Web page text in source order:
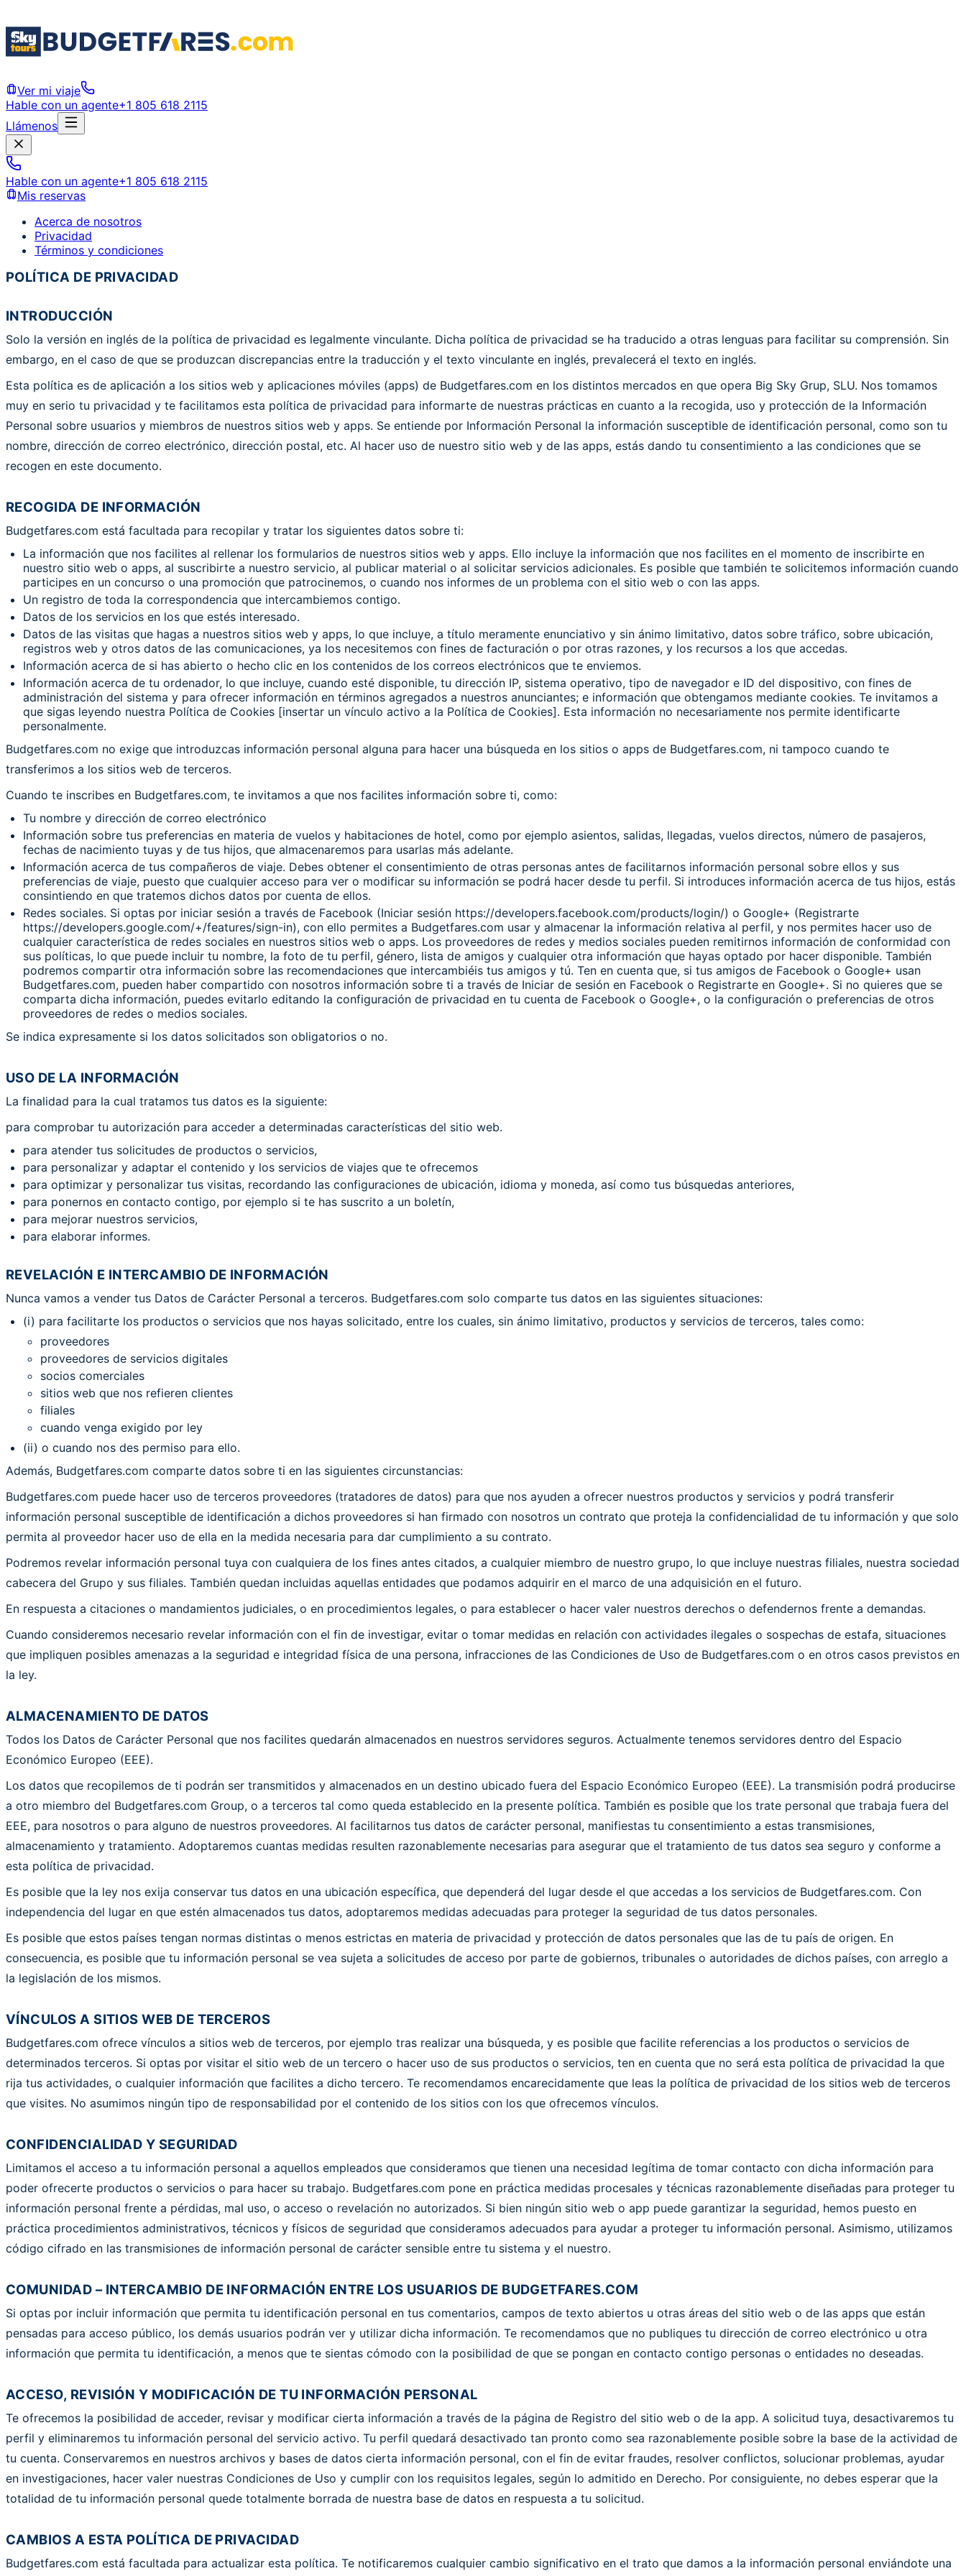
Ver mi viaje
Hable con un agente+1 805 618 2115
Llámenos
Hable con un agente+1 805 618 2115
Mis reservas
Acerca de nosotros
Privacidad
Términos y condiciones
POLÍTICA DE PRIVACIDAD
INTRODUCCIÓN
Solo la versión en inglés de la política de privacidad es legalmente vinculante. Dicha política de privacidad se ha traducido a otras lenguas para facilitar su comprensión. Sin
embargo, en el caso de que se produzcan discrepancias entre la traducción y el texto vinculante en inglés, prevalecerá el texto en inglés.
Esta política es de aplicación a los sitios web y aplicaciones móviles (apps) de Budgetfares.com en los distintos mercados en que opera Big Sky Grup, SLU. Nos tomamos
muy en serio tu privacidad y te facilitamos esta política de privacidad para informarte de nuestras prácticas en cuanto a la recogida, uso y protección de la Información
Personal sobre usuarios y miembros de nuestros sitios web y apps. Se entiende por Información Personal la información susceptible de identificación personal, como son tu
nombre, dirección de correo electrónico, dirección postal, etc. Al hacer uso de nuestro sitio web y de las apps, estás dando tu consentimiento a las condiciones que se
recogen en este documento.
RECOGIDA DE INFORMACIÓN
Budgetfares.com está facultada para recopilar y tratar los siguientes datos sobre ti:
La información que nos facilites al rellenar los formularios de nuestros sitios web y apps. Ello incluye la información que nos facilites en el momento de inscribirte en
nuestro sitio web o apps, al suscribirte a nuestro servicio, al publicar material o al solicitar servicios adicionales. Es posible que también te solicitemos información cuando
participes en un concurso o una promoción que patrocinemos, o cuando nos informes de un problema con el sitio web o con las apps.
Un registro de toda la correspondencia que intercambiemos contigo.
Datos de los servicios en los que estés interesado.
Datos de las visitas que hagas a nuestros sitios web y apps, lo que incluye, a título meramente enunciativo y sin ánimo limitativo, datos sobre tráfico, sobre ubicación,
registros web y otros datos de las comunicaciones, ya los necesitemos con fines de facturación o por otras razones, y los recursos a los que accedas.
Información acerca de si has abierto o hecho clic en los contenidos de los correos electrónicos que te enviemos.
Información acerca de tu ordenador, lo que incluye, cuando esté disponible, tu dirección IP, sistema operativo, tipo de navegador e ID del dispositivo, con fines de
administración del sistema y para ofrecer información en términos agregados a nuestros anunciantes; e información que obtengamos mediante cookies. Te invitamos a
que sigas leyendo nuestra Política de Cookies [insertar un vínculo activo a la Política de Cookies]. Esta información no necesariamente nos permite identificarte
personalmente.
Budgetfares.com no exige que introduzcas información personal alguna para hacer una búsqueda en los sitios o apps de Budgetfares.com, ni tampoco cuando te
transferimos a los sitios web de terceros.
Cuando te inscribes en Budgetfares.com, te invitamos a que nos facilites información sobre ti, como:
Tu nombre y dirección de correo electrónico
Información sobre tus preferencias en materia de vuelos y habitaciones de hotel, como por ejemplo asientos, salidas, llegadas, vuelos directos, número de pasajeros,
fechas de nacimiento tuyas y de tus hijos, que almacenaremos para usarlas más adelante.
Información acerca de tus compañeros de viaje. Debes obtener el consentimiento de otras personas antes de facilitarnos información personal sobre ellos y sus
preferencias de viaje, puesto que cualquier acceso para ver o modificar su información se podrá hacer desde tu perfil. Si introduces información acerca de tus hijos, estás
consintiendo en que tratemos dichos datos por cuenta de ellos.
Redes sociales. Si optas por iniciar sesión a través de Facebook (Iniciar sesión https://developers.facebook.com/products/login/) o Google+ (Registrarte
https://developers.google.com/+/features/sign-in), con ello permites a Budgetfares.com usar y almacenar la información relativa al perfil, y nos permites hacer uso de
cualquier característica de redes sociales en nuestros sitios web o apps. Los proveedores de redes y medios sociales pueden remitirnos información de conformidad con
sus políticas, lo que puede incluir tu nombre, la foto de tu perfil, género, lista de amigos y cualquier otra información que hayas optado por hacer disponible. También
podremos compartir otra información sobre las recomendaciones que intercambiéis tus amigos y tú. Ten en cuenta que, si tus amigos de Facebook o Google+ usan
Budgetfares.com, pueden haber compartido con nosotros información sobre ti a través de Iniciar de sesión en Facebook o Registrarte en Google+. Si no quieres que se
comparta dicha información, puedes evitarlo editando la configuración de privacidad en tu cuenta de Facebook o Google+, o la configuración o preferencias de otros
proveedores de redes o medios sociales.
Se indica expresamente si los datos solicitados son obligatorios o no.
USO DE LA INFORMACIÓN
La finalidad para la cual tratamos tus datos es la siguiente:
para comprobar tu autorización para acceder a determinadas características del sitio web.
para atender tus solicitudes de productos o servicios,
para personalizar y adaptar el contenido y los servicios de viajes que te ofrecemos
para optimizar y personalizar tus visitas, recordando las configuraciones de ubicación, idioma y moneda, así como tus búsquedas anteriores,
para ponernos en contacto contigo, por ejemplo si te has suscrito a un boletín,
para mejorar nuestros servicios,
para elaborar informes.
REVELACIÓN E INTERCAMBIO DE INFORMACIÓN
Nunca vamos a vender tus Datos de Carácter Personal a terceros. Budgetfares.com solo comparte tus datos en las siguientes situaciones:
(i) para facilitarte los productos o servicios que nos hayas solicitado, entre los cuales, sin ánimo limitativo, productos y servicios de terceros, tales como:
proveedores
proveedores de servicios digitales
socios comerciales
sitios web que nos refieren clientes
filiales
cuando venga exigido por ley
(ii) o cuando nos des permiso para ello.
Además, Budgetfares.com comparte datos sobre ti en las siguientes circunstancias:
Budgetfares.com puede hacer uso de terceros proveedores (tratadores de datos) para que nos ayuden a ofrecer nuestros productos y servicios y podrá transferir
información personal susceptible de identificación a dichos proveedores si han firmado con nosotros un contrato que proteja la confidencialidad de tu información y que solo
permita al proveedor hacer uso de ella en la medida necesaria para dar cumplimiento a su contrato.
Podremos revelar información personal tuya con cualquiera de los fines antes citados, a cualquier miembro de nuestro grupo, lo que incluye nuestras filiales, nuestra sociedad
cabecera del Grupo y sus filiales. También quedan incluidas aquellas entidades que podamos adquirir en el marco de una adquisición en el futuro.
En respuesta a citaciones o mandamientos judiciales, o en procedimientos legales, o para establecer o hacer valer nuestros derechos o defendernos frente a demandas.
Cuando consideremos necesario revelar información con el fin de investigar, evitar o tomar medidas en relación con actividades ilegales o sospechas de estafa, situaciones
que impliquen posibles amenazas a la seguridad e integridad física de una persona, infracciones de las Condiciones de Uso de Budgetfares.com o en otros casos previstos en
la ley.
ALMACENAMIENTO DE DATOS
Todos los Datos de Carácter Personal que nos facilites quedarán almacenados en nuestros servidores seguros. Actualmente tenemos servidores dentro del Espacio
Económico Europeo (EEE).
Los datos que recopilemos de ti podrán ser transmitidos y almacenados en un destino ubicado fuera del Espacio Económico Europeo (EEE). La transmisión podrá producirse
a otro miembro del Budgetfares.com Group, o a terceros tal como queda establecido en la presente política. También es posible que los trate personal que trabaja fuera del
EEE, para nosotros o para alguno de nuestros proveedores. Al facilitarnos tus datos de carácter personal, manifiestas tu consentimiento a estas transmisiones,
almacenamiento y tratamiento. Adoptaremos cuantas medidas resulten razonablemente necesarias para asegurar que el tratamiento de tus datos sea seguro y conforme a
esta política de privacidad.
Es posible que la ley nos exija conservar tus datos en una ubicación específica, que dependerá del lugar desde el que accedas a los servicios de Budgetfares.com. Con
independencia del lugar en que estén almacenados tus datos, adoptaremos medidas adecuadas para proteger la seguridad de tus datos personales.
Es posible que estos países tengan normas distintas o menos estrictas en materia de privacidad y protección de datos personales que las de tu país de origen. En
consecuencia, es posible que tu información personal se vea sujeta a solicitudes de acceso por parte de gobiernos, tribunales o autoridades de dichos países, con arreglo a
la legislación de los mismos.
VÍNCULOS A SITIOS WEB DE TERCEROS
Budgetfares.com ofrece vínculos a sitios web de terceros, por ejemplo tras realizar una búsqueda, y es posible que facilite referencias a los productos o servicios de
determinados terceros. Si optas por visitar el sitio web de un tercero o hacer uso de sus productos o servicios, ten en cuenta que no será esta política de privacidad la que
rija tus actividades, o cualquier información que facilites a dicho tercero. Te recomendamos encarecidamente que leas la política de privacidad de los sitios web de terceros
que visites. No asumimos ningún tipo de responsabilidad por el contenido de los sitios con los que ofrecemos vínculos.
CONFIDENCIALIDAD Y SEGURIDAD
Limitamos el acceso a tu información personal a aquellos empleados que consideramos que tienen una necesidad legítima de tomar contacto con dicha información para
poder ofrecerte productos o servicios o para hacer su trabajo. Budgetfares.com pone en práctica medidas procesales y técnicas razonablemente diseñadas para proteger tu
información personal frente a pérdidas, mal uso, o acceso o revelación no autorizados. Si bien ningún sitio web o app puede garantizar la seguridad, hemos puesto en
práctica procedimientos administrativos, técnicos y físicos de seguridad que consideramos adecuados para ayudar a proteger tu información personal. Asimismo, utilizamos
código cifrado en las transmisiones de información personal de carácter sensible entre tu sistema y el nuestro.
COMUNIDAD – INTERCAMBIO DE INFORMACIÓN ENTRE LOS USUARIOS DE BUDGETFARES.COM
Si optas por incluir información que permita tu identificación personal en tus comentarios, campos de texto abiertos u otras áreas del sitio web o de las apps que están
pensadas para acceso público, los demás usuarios podrán ver y utilizar dicha información. Te recomendamos que no publiques tu dirección de correo electrónico u otra
información que permita tu identificación, a menos que te sientas cómodo con la posibilidad de que se pongan en contacto contigo personas o entidades no deseadas.
ACCESO, REVISIÓN Y MODIFICACIÓN DE TU INFORMACIÓN PERSONAL
Te ofrecemos la posibilidad de acceder, revisar y modificar cierta información a través de la página de Registro del sitio web o de la app. A solicitud tuya, desactivaremos tu
perfil y eliminaremos tu información personal del servicio activo. Tu perfil quedará desactivado tan pronto como sea razonablemente posible sobre la base de la actividad de
tu cuenta. Conservaremos en nuestros archivos y bases de datos cierta información personal, con el fin de evitar fraudes, resolver conflictos, solucionar problemas, ayudar
en investigaciones, hacer valer nuestras Condiciones de Uso y cumplir con los requisitos legales, según lo admitido en Derecho. Por consiguiente, no debes esperar que la
totalidad de tu información personal quede totalmente borrada de nuestra base de datos en respuesta a tu solicitud.
CAMBIOS A ESTA POLÍTICA DE PRIVACIDAD
Budgetfares.com está facultada para actualizar esta política. Te notificaremos cualquier cambio significativo en el trato que damos a la información personal enviándote una